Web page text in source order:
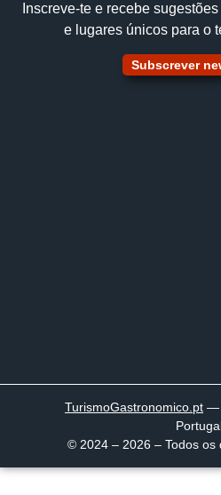
Inscreve‑te e recebe
e lugares únicos para o
Subscrever
TurismoGastronomico .pt —
© 2024 – 2026 – Todos os